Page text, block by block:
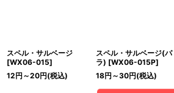
スペル・サルベージ
[WX06-015]
12円 ～20円(税込)
スペル・サルベージ(パ
ラ) [WX06-015P]
18円 ～30円(税込)